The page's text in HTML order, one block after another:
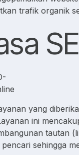
trafik organik
yang
ini
tautan
sehingga